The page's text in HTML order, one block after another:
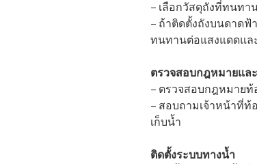
– เลือกวัสดุถังที่ทนท
– ถ้าติดตั้งถังบนดาดฟ้
ทนทานต่อแสงแดดแล
ตรวจสอบกฎหมายแล
– ตรวจสอบกฎหมาย
– สอบถามเจ้าหน้าที่
เก็บน้ำ
ติดตั้งระบบทางน้ำ